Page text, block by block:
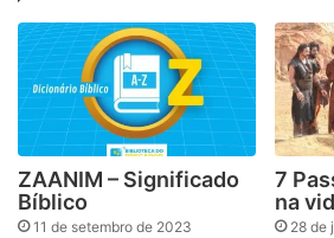
ZAANIM – Significado
Bíblico
11 de setembro de 2023
7
na
28 de